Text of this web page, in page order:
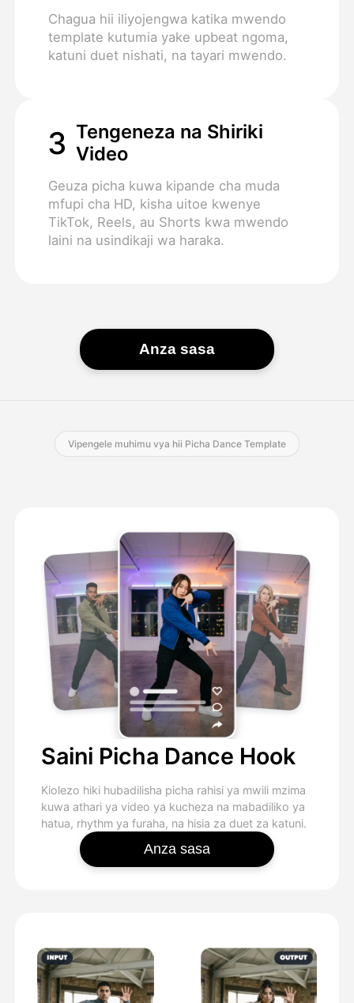
Chagua hii iliyojengwa katika mwendo
template kutumia yake upbeat ngoma,
katuni duet nishati, na tayari mwendo.
3 Tengeneza na Shiriki
Video
Geuza picha kuwa kipande cha muda
mfupi cha HD, kisha uitoe kwenye
TikTok, Reels, au Shorts kwa mwendo
laini na usindikaji wa haraka.
Anza sasa
Vipengele muhimu vya hii Picha Dance Template
Saini Picha Dance Hook
Kiolezo hiki hubadilisha picha rahisi ya mwili mzima
kuwa athari ya video ya kucheza na mabadiliko ya
hatua, rhythm ya furaha, na hisia za duet za katuni.
Anza sasa